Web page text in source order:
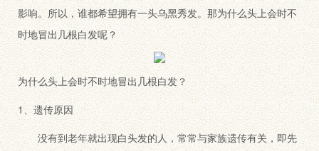
影响。所以，谁都希望拥有一头乌黑秀发。那为什么头上会时不
时地冒出几根白发呢？
为什么头上会时不时地冒出几根白发？
1、遗传原因
没有到老年就出现白头发的人，常常与家族遗传有关，即先